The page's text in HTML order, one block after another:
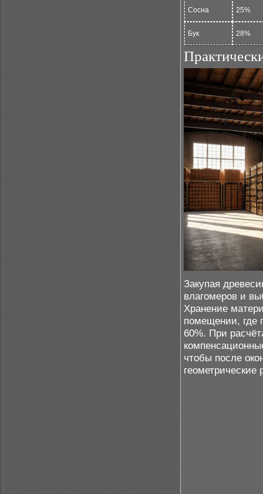
Сосна 25%
Бук 28%
Закупая
влагомеров и
Хранение
помещении, где
60%. При
чтобы после